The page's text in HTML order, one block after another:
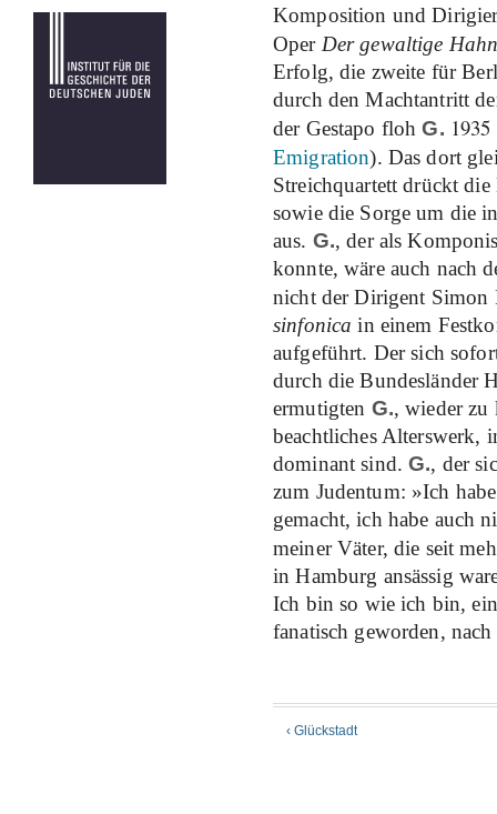
Komposition und
Oper Der gewaltige
Erfolg, die zweite für
durch den Machtantritt
der Gestapo flohG. 1935
Emigration). Das dort
Streichquartett drückt
sowie die Sorge um die
aus. G., der als
konnte, wäre auch nach
nicht der Dirigent Simon
sinfonica in einem
aufgeführt. Der sich
durch die Bundesländer
ermutigten G., wieder zu
beachtliches Alterswerk,
dominant sind.G., der
zum Judentum: »Ich
gemacht, ich habe auch
meiner Väter, die seit
in Hamburg ansässig
Ich bin so wie ich bin,
fanatisch geworden,
‹ Glückstadt